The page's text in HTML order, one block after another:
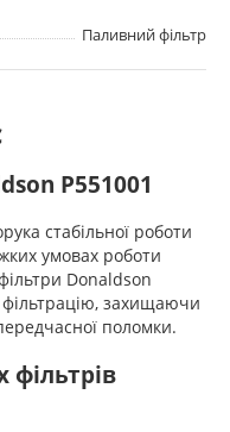
Паливний фільтр
P551001
стабільної роботи
умовах роботи
Donaldson
захищаючи
поломки.
фільтрів